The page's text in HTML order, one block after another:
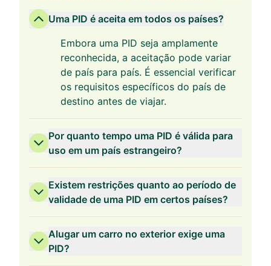
Uma PID é aceita em todos os países?
Embora uma PID seja amplamente
reconhecida, a aceitação pode variar
de país para país. É essencial verificar
os requisitos específicos do país de
destino antes de viajar.
Por quanto tempo uma PID é válida para
uso em um país estrangeiro?
Existem restrições quanto ao período de
validade de uma PID em certos países?
Alugar um carro no exterior exige uma
PID?